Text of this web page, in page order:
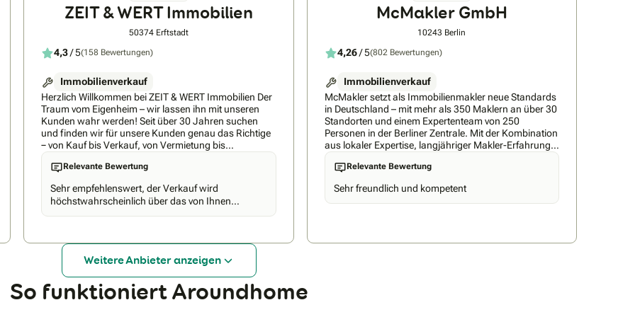
Savelsbergh gern übersehen wurde. Herr Savelsbergh
unterstützt und berät mich auf die beste erdenkliche
Art. Ich bin überzeugt, dass Herr Savelsbergh für
findet, der/die meinen Preis bezahlt. Ich fühle mich und
Händen." Andrea B. aus Herzogenrath Kohlscheid
ZEIT & WERT Immobilien
50374 Erftstadt
4,3/ 5(158 Bewertungen)
Immobilienverkauf
Herzlich Willkommen bei ZEIT & WERT Immobilien Der
Traum vom Eigenheim – wir lassen ihn mit unseren
Kunden wahr werden! Seit über 30 Jahren suchen
und finden wir für unsere Kunden genau das Richtige
− von Kauf bis Verkauf, von Vermietung bis
Verwaltung, ob privat oder gewerblich − Sie suchen,
wir finden! Nutzen Sie die Vorteile fachlicher Beratung,
Erfahrung und Marktkenntnis, um für Sie die beste
Leistung zu erzielen. Unsere
Unternehmensphilosophie: Wir sind ein modernes
und Vertrauen prägen unsere Zusammenarbeit mit
Kunden, Geschäftspartnern und innerhalb unseres
Teams. Alleine sind wir gut - im Team sind wir besser!
Deshalb besteht unser Team aus erfahrenen und
vielseitigen Spezialisten der Bereiche Verkauf,
Vermietung und Verwaltung. Wir arbeiten auf der
Relevante Bewertung
Sehr empfehlenswert, der Verkauf wird
höchstwahrscheinlich über das von Ihnen
McMakler GmbH
10243 Berlin
4,26/ 5(802 Bewertungen)
Immobilienverkauf
McMakler setzt als Immobilienmakler neue Standards
in Deutschland – mit mehr als 350 Maklern an über 30
Standorten und einem Expertenteam von 250
Personen in der Berliner Zentrale. Mit der Kombination
aus lokaler Expertise, langjähriger Makler-Erfahrung
und einem digitalisierten Verkaufsprozess, machen
wir Immobilientransaktionen einfacher, bequemer und
in allen Bereichen, von der Immobiliensuche und -
finanzierung bis zur Energieberatung.
Relevante Bewertung
Sehr freundlich und kompetent
Weitere Anbieter anzeigen
So funktioniert Aroundhome